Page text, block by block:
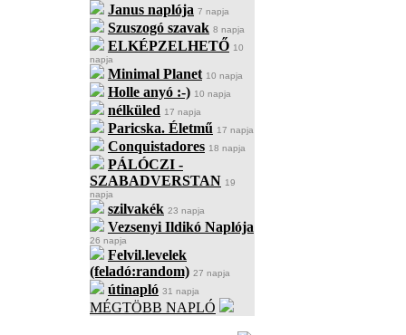
Janus naplója 7 napja
Szuszogó szavak 8 napja
ELKÉPZELHETŐ 10
napja
Minimal Planet 10 napja
Holle anyó :-) 10 napja
nélküled 17 napja
Paricska. Életmű 17 napja
Conquistadores 18 napja
PÁLÓCZI -
SZABADVERSTAN 19
napja
szilvakék 23 napja
Vezsenyi Ildikó Naplója
26 napja
Felvil.levelek
(feladó:random) 27 napja
útinapló 31 napja
MÉGTÖBB NAPLÓ